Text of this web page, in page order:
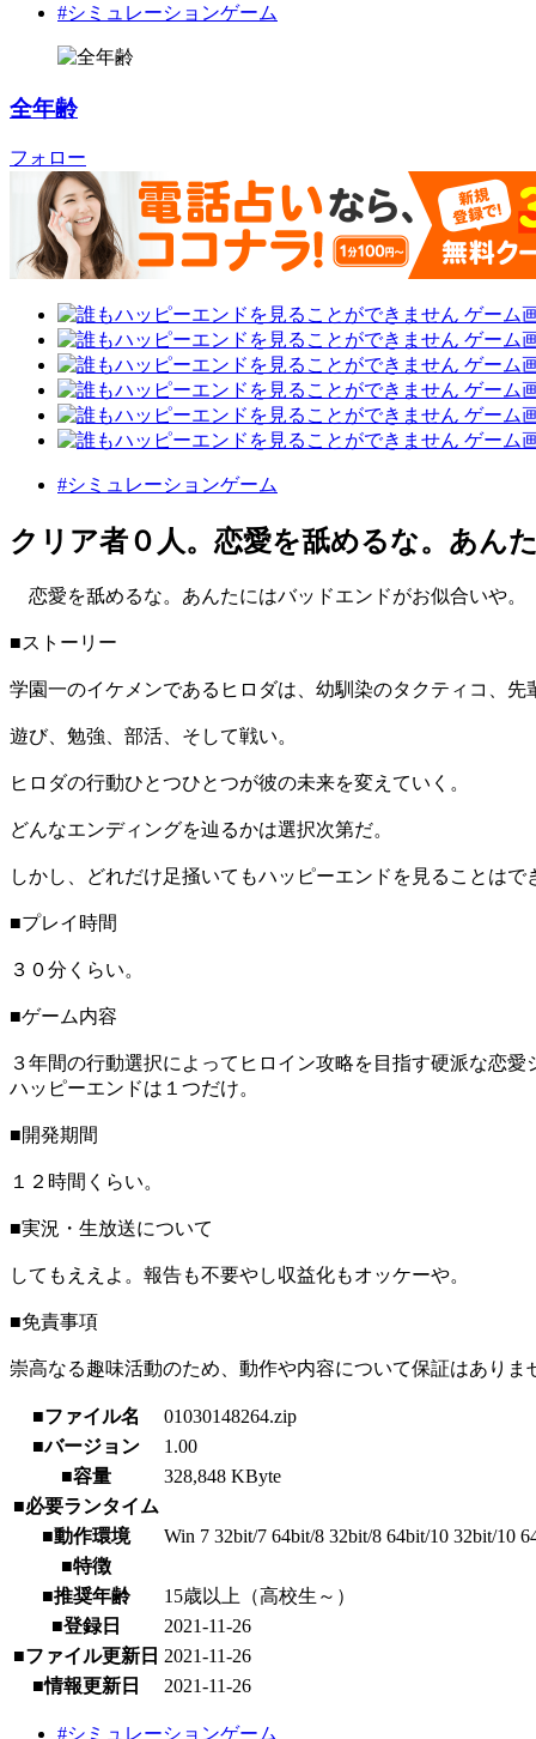
#シミュレーションゲーム
全年齢
フォロー
#シミュレーションゲーム
クリア者０人。恋愛を舐めるな。あん
恋愛を舐めるな。あんたにはバッドエンドがお似合いや。
■ストーリー
学園一のイケメンであるヒロダは、幼馴染のタクティコ、
遊び、勉強、部活、そして戦い。
ヒロダの行動ひとつひとつが彼の未来を変えていく。
どんなエンディングを辿るかは選択次第だ。
しかし、どれだけ足掻いてもハッピーエンドを見ることは
■プレイ時間
３０分くらい。
■ゲーム内容
３年間の行動選択によってヒロイン攻略を目指す硬派な恋
ハッピーエンドは１つだけ。
■開発期間
１２時間くらい。
■実況・生放送について
してもええよ。報告も不要やし収益化もオッケーや。
■免責事項
崇高なる趣味活動のため、動作や内容について保証はあり
■ファイル名
01030148264.zip
■バージョン
1.00
■容量
328,848 KByte
■必要ランタイム
■動作環境
Win 7 32bit/7 64bit/8 32bit/8 64bit/10 32bit/10
■特徴
■推奨年齢
15歳以上（高校生～）
■登録日
2021-11-26
■ファイル更新日 2021-11-26
■情報更新日
2021-11-26
#シミュレーションゲーム